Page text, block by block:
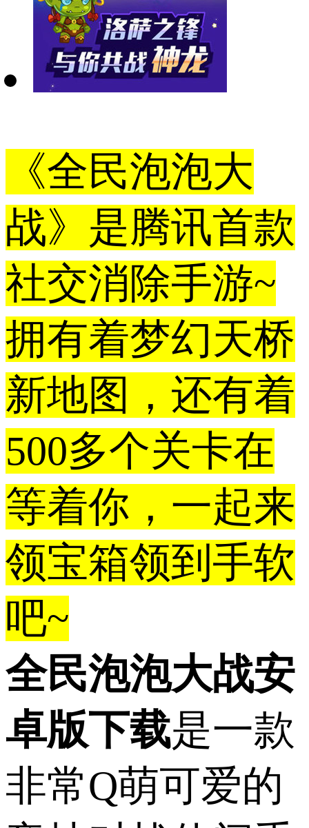
《全民泡泡大
战》是腾讯首款
社交消除手游~
拥有着梦幻天桥
新地图，还有着
500多个关卡在
等着你，一起来
领宝箱领到手软
吧~
全民泡泡大战安
卓版下载是一款
非常Q萌可爱的